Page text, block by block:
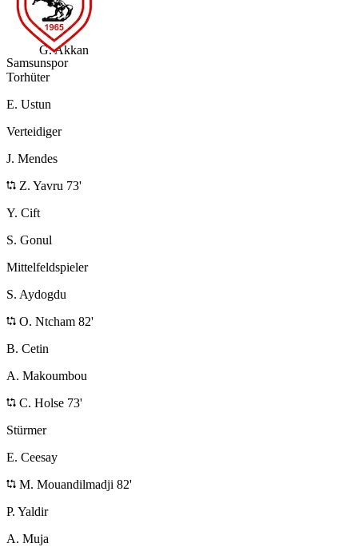
P. Pereira
1
G. Akkan
Samsunspor
Torhüter
E. Ustun
Verteidiger
J. Mendes
Z. Yavru 73'
Y. Cift
S. Gonul
Mittelfeldspieler
S. Aydogdu
O. Ntcham 82'
B. Cetin
A. Makoumbou
C. Holse 73'
Stürmer
E. Ceesay
M. Mouandilmadji 82'
P. Yaldir
A. Muja